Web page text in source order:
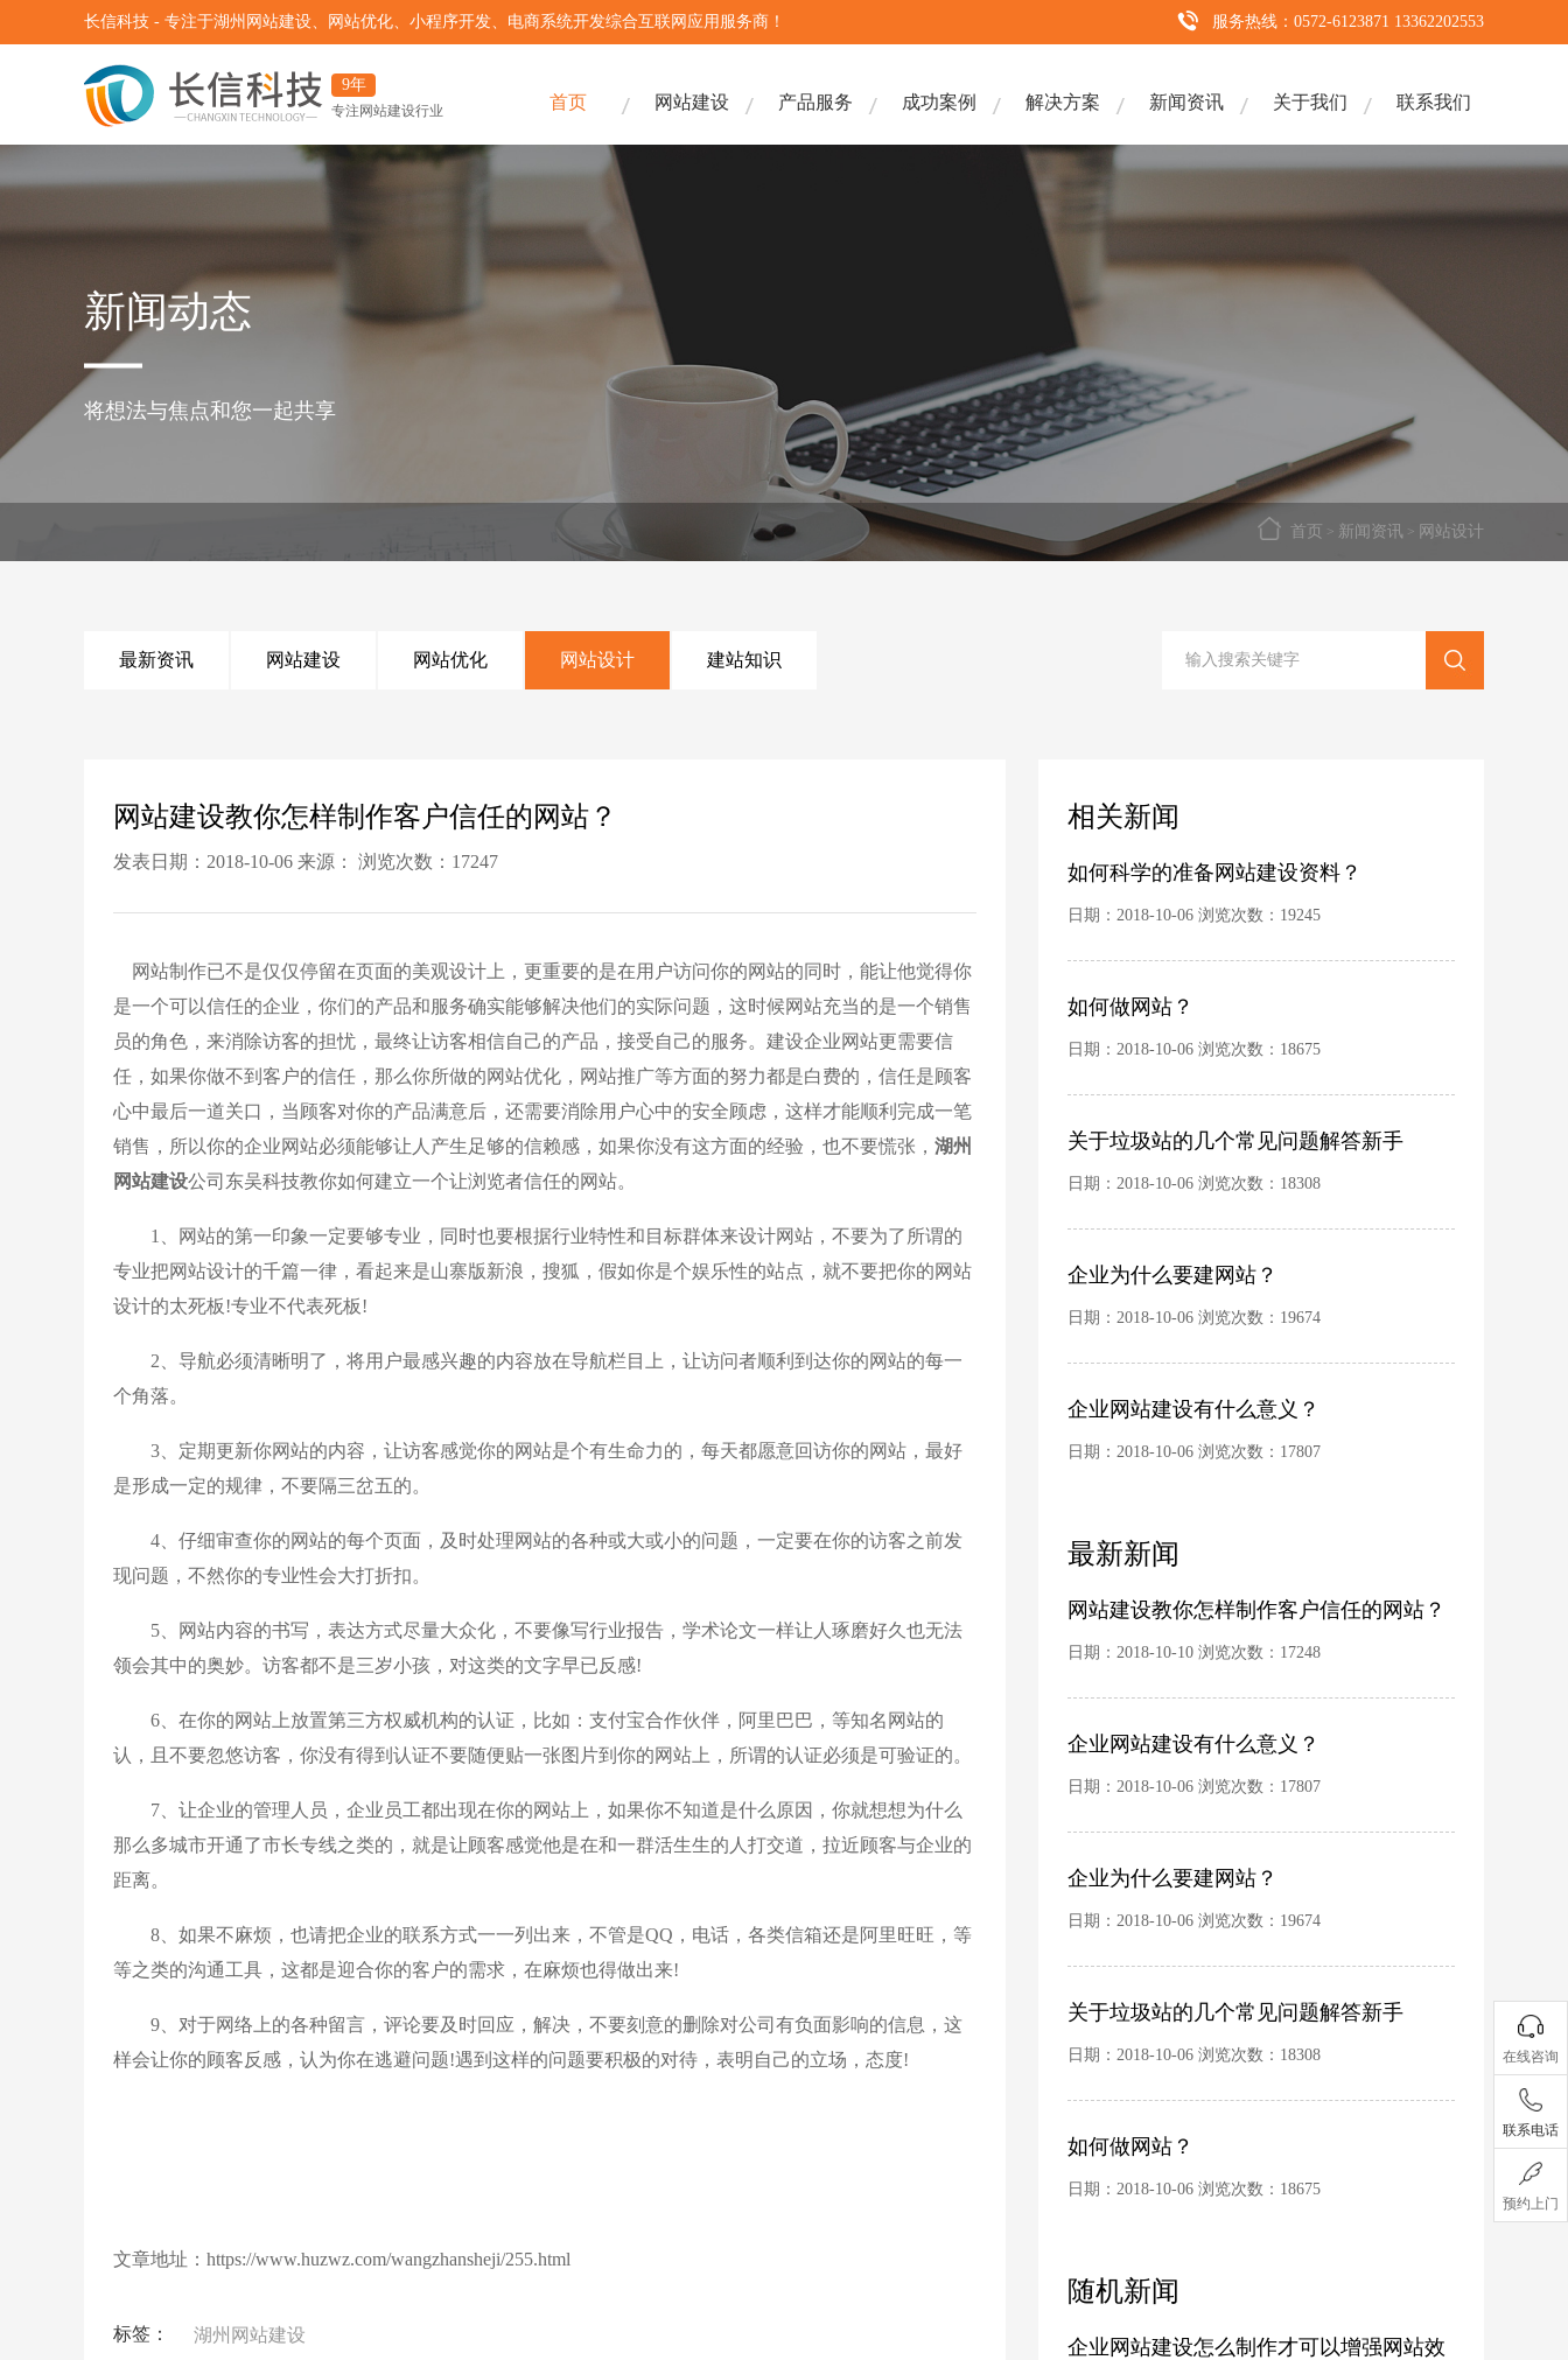
长信科技 - 专注于湖州网站建设、网站优化、小程序开发、电商系统开发综合互联网应用服务商！ 服务热线：0572-6123871 13362202553
9年
专注网站建设行业 首页 网站建设 产品服务 成功案例 解决方案 新闻资讯 关于我们 联系我们
新闻动态
将想法与焦点和您一起共享
首页 > 新闻资讯 > 网站设计
最新资讯 网站建设 网站优化 网站设计 建站知识
网站建设教你怎样制作客户信任的网站？
发表日期：2018-10-06 来源： 浏览次数：17247
网站制作已不是仅仅停留在页面的美观设计上，更重要的是在用户访问你的网站的同时，能让他觉得你
是一个可以信任的企业，你们的产品和服务确实能够解决他们的实际问题，这时候网站充当的是一个销售
员的角色，来消除访客的担忧，最终让访客相信自己的产品，接受自己的服务。建设企业网站更需要信
任，如果你做不到客户的信任，那么你所做的网站优化，网站推广等方面的努力都是白费的，信任是顾客
心中最后一道关口，当顾客对你的产品满意后，还需要消除用户心中的安全顾虑，这样才能顺利完成一笔
销售，所以你的企业网站必须能够让人产生足够的信赖感，如果你没有这方面的经验，也不要慌张， 湖州
网站建设公司东吴科技教你如何建立一个让浏览者信任的网站。
1、网站的第一印象一定要够专业，同时也要根据行业特性和目标群体来设计网站，不要为了所谓的
专业把网站设计的千篇一律，看起来是山寨版新浪，搜狐，假如你是个娱乐性的站点，就不要把你的网站
设计的太死板!专业不代表死板!
2、导航必须清晰明了，将用户最感兴趣的内容放在导航栏目上，让访问者顺利到达你的网站的每一
个角落。
3、定期更新你网站的内容，让访客感觉你的网站是个有生命力的，每天都愿意回访你的网站，最好
是形成一定的规律，不要隔三岔五的。
4、仔细审查你的网站的每个页面，及时处理网站的各种或大或小的问题，一定要在你的访客之前发
现问题，不然你的专业性会大打折扣。
5、网站内容的书写，表达方式尽量大众化，不要像写行业报告，学术论文一样让人琢磨好久也无法
领会其中的奥妙。访客都不是三岁小孩，对这类的文字早已反感!
6、在你的网站上放置第三方权威机构的认证，比如：支付宝合作伙伴，阿里巴巴，等知名网站的
认，且不要忽悠访客，你没有得到认证不要随便贴一张图片到你的网站上，所谓的认证必须是可验证的。
7、让企业的管理人员，企业员工都出现在你的网站上，如果你不知道是什么原因，你就想想为什么
那么多城市开通了市长专线之类的，就是让顾客感觉他是在和一群活生生的人打交道，拉近顾客与企业的
距离。
8、如果不麻烦，也请把企业的联系方式一一列出来，不管是QQ，电话，各类信箱还是阿里旺旺，等
等之类的沟通工具，这都是迎合你的客户的需求，在麻烦也得做出来!
9、对于网络上的各种留言，评论要及时回应，解决，不要刻意的删除对公司有负面影响的信息，这
样会让你的顾客反感，认为你在逃避问题!遇到这样的问题要积极的对待，表明自己的立场，态度!
文章地址： https://www.huzwz.com/wangzhansheji/255.html
标签： 湖州网站建设
相关新闻
如何科学的准备网站建设资料？
日期：2018-10-06 浏览次数：19245
如何做网站？
日期：2018-10-06 浏览次数：18675
关于垃圾站的几个常见问题解答新手
日期：2018-10-06 浏览次数：18308
企业为什么要建网站？
日期：2018-10-06 浏览次数：19674
企业网站建设有什么意义？
日期：2018-10-06 浏览次数：17807
最新新闻
网站建设教你怎样制作客户信任的网站？
日期：2018-10-10 浏览次数：17248
企业网站建设有什么意义？
日期：2018-10-06 浏览次数：17807
企业为什么要建网站？
日期：2018-10-06 浏览次数：19674
关于垃圾站的几个常见问题解答新手
日期：2018-10-06 浏览次数：18308
如何做网站？
日期：2018-10-06 浏览次数：18675
随机新闻
企业网站建设怎么制作才可以增强网站效
在线咨询
联系电话
预约上门